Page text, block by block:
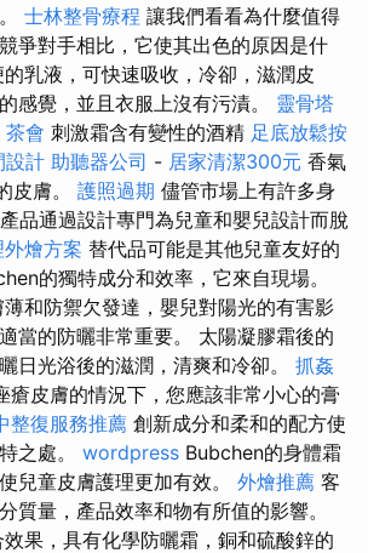
士林整骨療程 讓我們看看為什麼值得
爭對手相比，它使其出色的原因是什
乳液，可快速吸收，冷卻，滋潤皮
感覺，並且衣服上沒有污漬。 靈骨塔
茶會 刺激霜含有變性的酒精 足底放鬆按
設計 助聽器公司 - 居家清潔300元 香氣
皮膚。 護照過期 儘管市場上有許多身
品通過設計專門為兒童和嬰兒設計而脫
燴方案 替代品可能是其他兒童友好的
的獨特成分和效率，它來自現場。
薄和防禦欠發達，嬰兒對陽光的有害影
當的防曬非常重要。 太陽凝膠霜後的
日光浴後的滋潤，清爽和冷卻。 抓姦
瘡皮膚的情況下，您應該非常小心的膏
整復服務推薦 創新成分和柔和的配方使
之處。 wordpress Bubchen的身體霜
兒童皮膚護理更加有效。 外燴推薦 客
質量，產品效率和物有所值的影響。
果，具有化學防曬霜，銅和硫酸鋅的